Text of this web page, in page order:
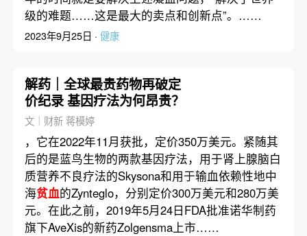
级的难题……这是最大的卖点和创新点”。……
2023年9月25日 · 健康
解药｜全球最贵药物再破定
价纪录 基因疗法为何昂贵？
文｜财新 蒋模婷
，它在2022年11月获批，定价350万美元。紧随其
后的是蓝鸟生物的两款基因疗法，用于肾上腺脑白
质营养不良疗法的Skysona和用于输血依赖性地中
海贫血的Zynteglo，分别定价300万美元和280万美
元。在此之前，2019年5月24日FDA批准诺华制药
旗下AveXis的新药Zolgensma上市……